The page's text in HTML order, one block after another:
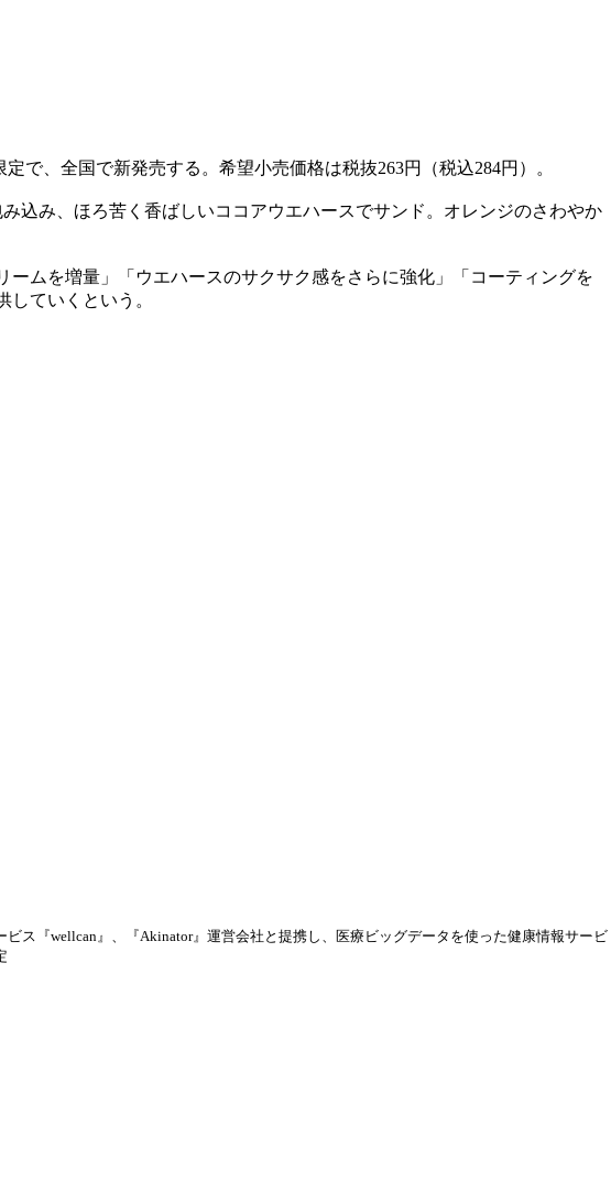
で、全国で新発売する。希望小売価格は税抜263円（税込284円）。
込み、ほろ苦く香ばしいココアウエハースでサンド。オレンジのさわやか
ムを増量」「ウエハースのサクサク感をさらに強化」「コーティングを
ていくという。
ビス『wellcan』、『Akinator』運営会社と提携し、医療ビッグデータを使った健康情報サービ